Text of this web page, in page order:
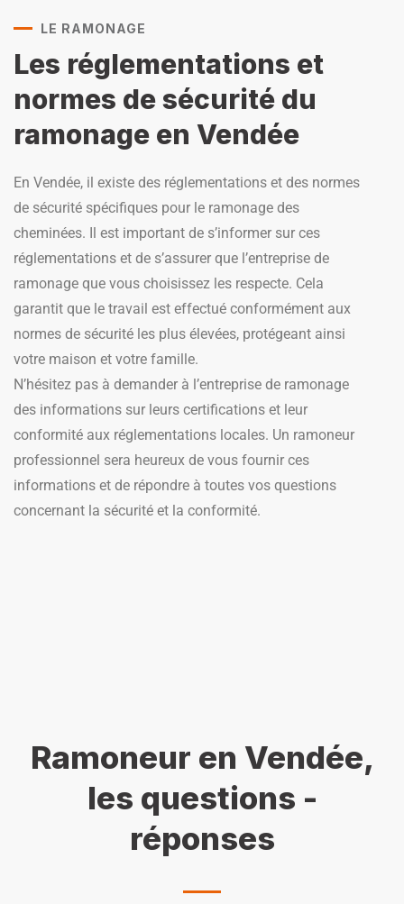
LE RAMONAGE
Les réglementations et
normes de sécurité du
ramonage en Vendée
En Vendée, il existe des réglementations et des normes
de sécurité spécifiques pour le ramonage des
cheminées. Il est important de s’informer sur ces
réglementations et de s’assurer que l’entreprise de
ramonage que vous choisissez les respecte. Cela
garantit que le travail est effectué conformément aux
normes de sécurité les plus élevées, protégeant ainsi
votre maison et votre famille.
N’hésitez pas à demander à l’entreprise de ramonage
des informations sur leurs certifications et leur
conformité aux réglementations locales. Un ramoneur
professionnel sera heureux de vous fournir ces
informations et de répondre à toutes vos questions
concernant la sécurité et la conformité.
Ramoneur en Vendée,
les questions -
réponses